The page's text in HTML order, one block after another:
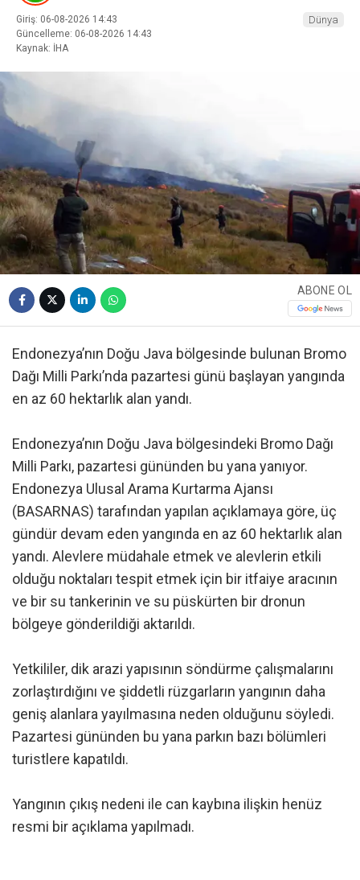
Giriş: 06-08-2026 14:43
Güncelleme: 06-08-2026 14:43
Kaynak: İHA
Dünya
ABONE OL
Endonezya’nın Doğu Java bölgesinde bulunan Bromo
Dağı Milli Parkı’nda pazartesi günü başlayan yangında
en az 60 hektarlık alan yandı.
Endonezya’nın Doğu Java bölgesindeki Bromo Dağı
Milli Parkı, pazartesi gününden bu yana yanıyor.
Endonezya Ulusal Arama Kurtarma Ajansı
(BASARNAS) tarafından yapılan açıklamaya göre, üç
gündür devam eden yangında en az 60 hektarlık alan
yandı. Alevlere müdahale etmek ve alevlerin etkili
olduğu noktaları tespit etmek için bir itfaiye aracının
ve bir su tankerinin ve su püskürten bir dronun
bölgeye gönderildiği aktarıldı.
Yetkililer, dik arazi yapısının söndürme çalışmalarını
zorlaştırdığını ve şiddetli rüzgarların yangının daha
geniş alanlara yayılmasına neden olduğunu söyledi.
Pazartesi gününden bu yana parkın bazı bölümleri
turistlere kapatıldı.
Yangının çıkış nedeni ile can kaybına ilişkin henüz
resmi bir açıklama yapılmadı.